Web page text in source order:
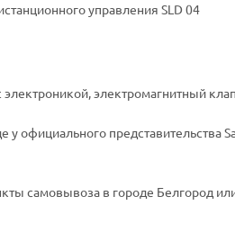
управления SLD 04
электромагнитный
у официального представительства
самовывоза в городе Белгород